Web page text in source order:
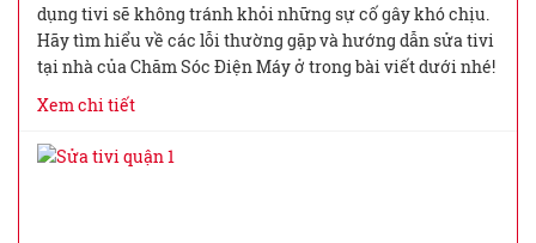
dụng tivi sẽ không tránh khỏi những sự cố gây khó chịu.
Hãy tìm hiểu về các lỗi thường gặp và hướng dẫn sửa tivi
tại nhà của Chăm Sóc Điện Máy ở trong bài viết dưới nhé!
Xem chi tiết